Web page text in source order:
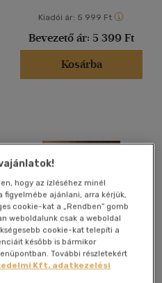
Kiadói ár: 5 999 Ft
Bevezető ár: 5 399 Ft
Kosárba
Az állatok karácsonya
hogy az ízléséhez minél
figyelmébe ajánlani, arra kérjük,
cookie-kat a „Rendben” gomb
weboldalunk csak a weboldal
cookie-kat telepíti a
később is bármikor
További részletekért
Kft. adatkezelési